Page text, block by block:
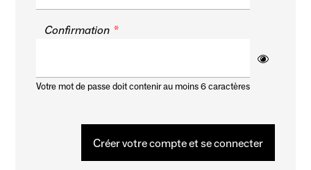
Confirmation
Votre mot de passe doit contenir au moins 6 caractères
Créer votre compte et se connecter